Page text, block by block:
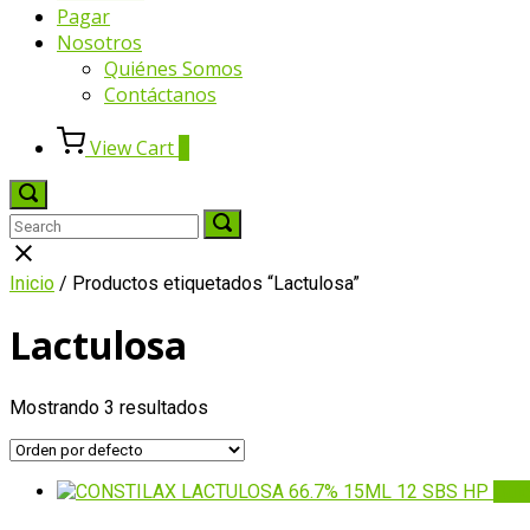
Pagar
Nosotros
Quiénes Somos
Contáctanos
View
shopping
View Cart
Open
search
bar
Search
for:
Search
for:
Search
Close
search
bar
Inicio / Productos etiquetados “Lactulosa”
Lactulosa
Mostrando 3 resultados